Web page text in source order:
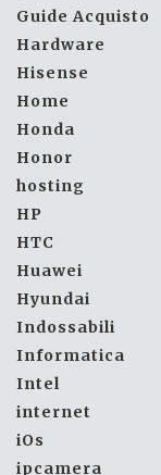
Guide Acquisto
Hardware
Hisense
Home
Honda
Honor
hosting
HP
HTC
Huawei
Hyundai
Indossabili
Informatica
Intel
internet
iOs
ipcamera